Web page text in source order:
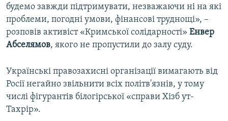
будемо завжди підтримувати, незважаючи ні на які
проблеми, погодні умови, фінансові труднощі», –
розповів активіст «Кримської солідарності» Енвер
Абселямов, якого не пропустили до залу суду.
Українські правозахисні організації вимагають від
Росії негайно звільнити всіх політв'язнів, у тому
числі фігурантів білогірської «справи Хізб ут-
Тахрір».